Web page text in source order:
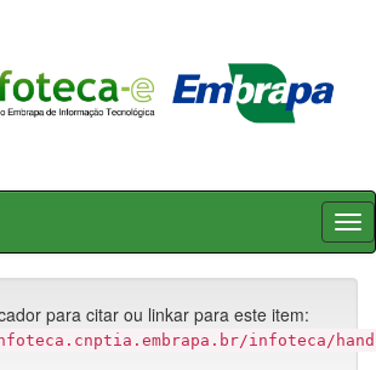
para citar ou linkar para este item:
infoteca/